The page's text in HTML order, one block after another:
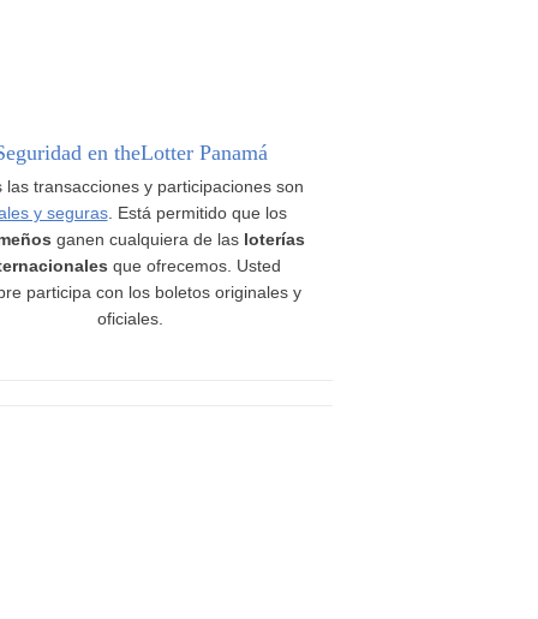
en theLotter Panamá
las transacciones y participaciones son
y seguras. Está permitido que los
ganen cualquiera de las loterías
que ofrecemos. Usted
participa con los boletos originales y
oficiales.